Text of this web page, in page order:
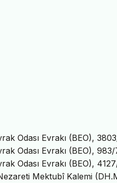
Odası Evrakı (BEO),
Odası Evrakı (BEO),
Odası Evrakı (BEO),
Mektubî Kalemi